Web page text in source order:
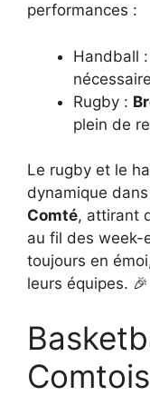
performances :
Handball :
Rugby :
plein de
Le rugby et le
dynamique
Comté, attirant
au fil des week-
toujours en
leurs équipes. 🎉